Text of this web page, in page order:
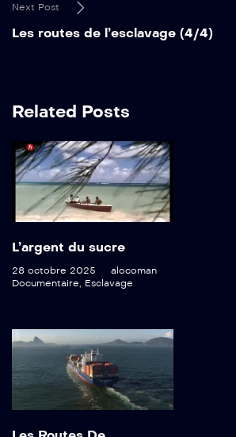
Next Post
Les routes de l’esclavage (4/4)
Related Posts
L’argent du sucre
28 octobre 2025
alocoman
Documentaire
Esclavage